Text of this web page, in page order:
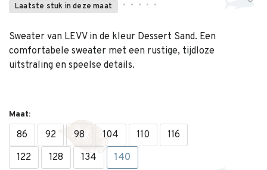
Laatste stuk in deze maat • • • • •
Sweater van LEVV in de kleur Dessert Sand. Een
comfortabele sweater met een rustige, tijdloze
uitstraling en speelse details.
Maat:
86 92 98 104 110
116
122
128 134 140